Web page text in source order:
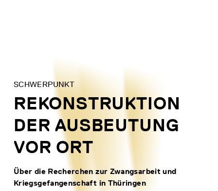
SCHWERPUNKT
REKONSTRUKTION
DER AUSBEUTUNG
VOR ORT
Über die Recherchen zur Zwangsarbeit und
Kriegsgefangenschaft in Thüringen